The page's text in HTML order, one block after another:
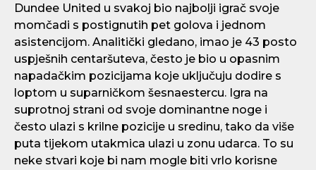
Dundee United u svakoj bio najbolji igrač svoje
momčadi s postignutih pet golova i jednom
asistencijom. Analitički gledano, imao je 43 posto
uspješnih centaršuteva, često je bio u opasnim
napadačkim pozicijama koje uključuju dodire s
loptom u suparničkom šesnaestercu. Igra na
suprotnoj strani od svoje dominantne noge i
često ulazi s krilne pozicije u sredinu, tako da više
puta tijekom utakmica ulazi u zonu udarca. To su
neke stvari koje bi nam mogle biti vrlo korisne